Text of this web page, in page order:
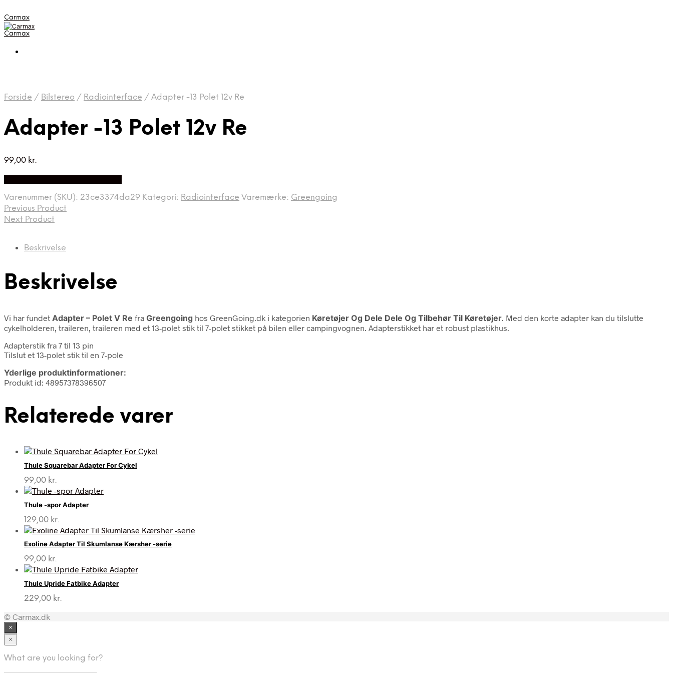
Carmax
Carmax
Forside / Bilstereo / Radiointerface / Adapter -13 Polet 12v Re
Adapter -13 Polet 12v Re
99,00 kr.
Varenummer (SKU): 23ce3374da29 Kategori: Radiointerface Varemærke: Greengoing
Previous Product
Next Product
Beskrivelse
Beskrivelse
Vi har fundet Adapter – Polet V Re fra Greengoing hos GreenGoing.dk i kategorien Køretøjer Og Dele Dele Og Tilbehør Til Køretøjer . Med den korte adapter kan du tilslutte
cykelholderen, traileren, traileren med et 13-polet stik til 7-polet stikket på bilen eller campingvognen. Adapterstikket har et robust plastikhus.
Adapterstik fra 7 til 13 pin
Tilslut et 13-polet stik til en 7-pole
Yderlige produktinformationer:
Produkt id: 48957378396507
Relaterede varer
Thule Squarebar Adapter For Cykel
99,00 kr.
Thule -spor Adapter
129,00 kr.
Exoline Adapter Til Skumlanse Kærsher -serie
99,00 kr.
Thule Upride Fatbike Adapter
229,00 kr.
© Carmax.dk
×
×
What are you looking for?